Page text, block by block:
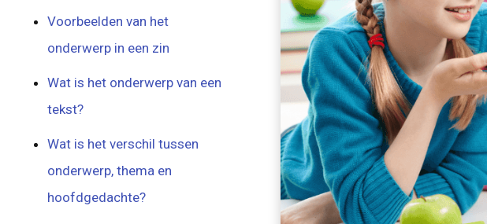
Voorbeelden van het
onderwerp in een zin
Wat is het onderwerp van een
tekst?
Wat is het verschil tussen
onderwerp, thema en
hoofdgedachte?